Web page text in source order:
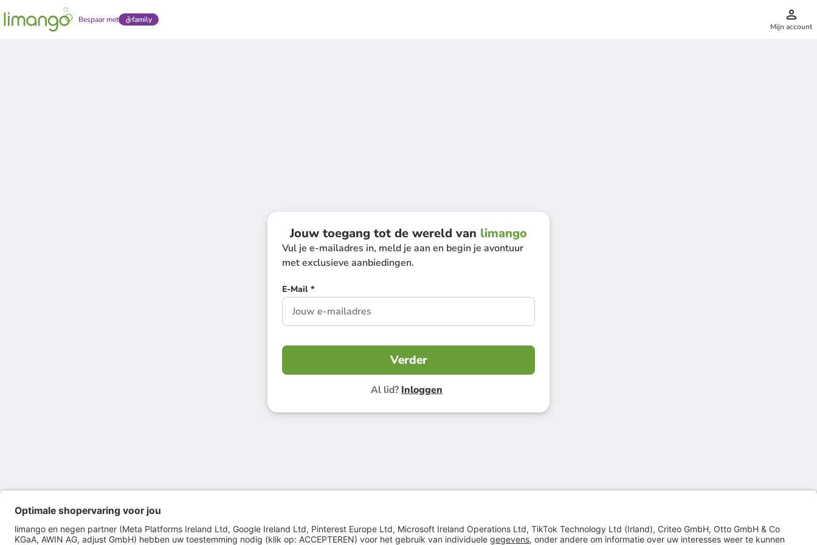
Bespaar met family
Mijn account
Jouw toegang tot de wereld van limango
Vul je e-mailadres in, meld je aan en begin je avontuur
met exclusieve aanbiedingen.
E-Mail *
Verder
Al lid? Inloggen